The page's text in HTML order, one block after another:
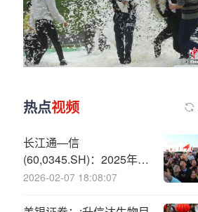
热点视频
长江通—信
(60,0345.SH)：2025年三
季报净利润为1663.59万
2026-02-07 18:08:07